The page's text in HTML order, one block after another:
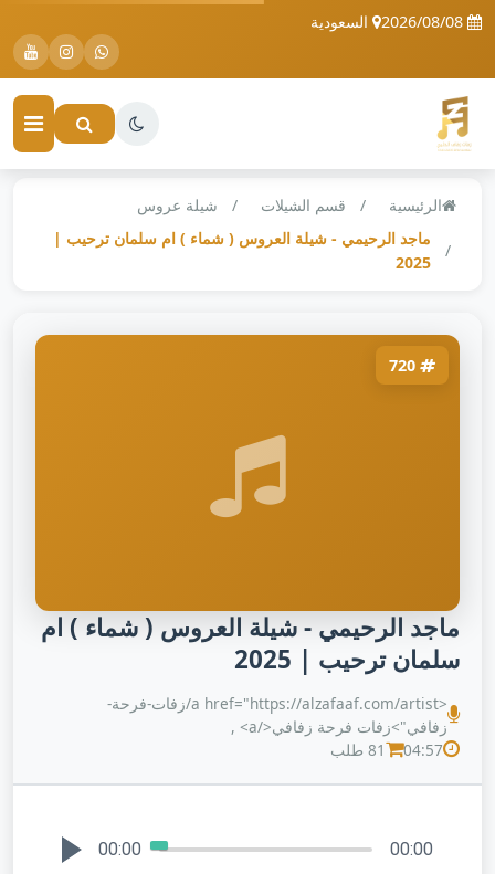
السعودية
الرئيسية قسم الشيلات
شيلة عروس
ماجد الرحيمي - شيلة العروس ( شماء ) ام سلمان ترحيب |
2025
ماجد الرحيمي - شيلة العروس ( شماء ) ام
سلمان ترحيب | 2025
<a href="https://alzafaaf.com/artist/زفات-فرحة-
زفافي">زفات فرحة زفافي</a> ,
04:57
81 طلب
00:00 00:00